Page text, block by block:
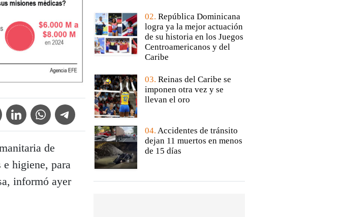
Icon
Linkedin IconWhatsApp IconTelegram Icon
de
higiene, para
informó ayer
02. República Dominicana
logra ya la mejor actuación
de su historia en los Juegos
Centroamericanos y del
Caribe
03. Reinas del Caribe se
imponen otra vez y se
llevan el oro
04. Accidentes de tránsito
dejan 11 muertos en menos
de 15 días